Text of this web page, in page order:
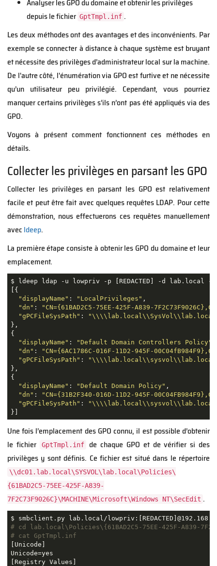
Analyser les GPO du domaine et obtenir les privilèges
depuis le fichier GptTmpl.inf .
Les deux méthodes ont des avantages et des inconvénients. Par
exemple se connecter à distance à chaque système est bruyant
et nécessite des privilèges d’administrateur local sur la machine.
De l'autre côté, l'énumération via GPO est furtive et ne nécessite
qu’un utilisateur peu privilégié. Cependant, vous pourriez
manquer certains privilèges s’ils n’ont pas été appliqués via des
GPO.
Voyons à présent comment fonctionnent ces méthodes en
détails.
Collecter les privilèges en parsant les GPO
Collecter les privilèges en parsant les GPO est relativement
facile et peut être fait avec quelques requêtes LDAP. Pour cette
démonstration, nous effectuerons ces requêtes manuellement
avec ldeep.
La première étape consiste à obtenir les GPO du domaine et leur
emplacement.
$ ldeep ldap -u lowpriv -p [ REDACTED ] -d lab.local -s
[{
"displayName" : "LocalPrivileges" ,
"dn" :
"CN={61BAD2C5-75EE-425F-A839-
"gPCFileSysPath" : "\\\\ lab.local \\ SysVol \\ lab.local
} ,
{
"displayName" : "Default Domain Controllers Policy"
"dn" :
"CN={6AC1786C-016F-11D2-945F-
"gPCFileSysPath" : "\\\\ lab.local \\ sysvol \\ lab.local
},
{
"displayName" : "Default Domain Policy" ,
"dn" :
"CN={31B2F340-016D-11D2-945F-
"gPCFileSysPath" : "\\\\ lab.local \\ sysvol \\ lab.local
}]
Une fois l’emplacement des GPO connu, il est possible d’obtenir
le fichier
GptTmpl.inf
de chaque GPO et de vérifier si des
privilèges y sont définis. Ce fichier est situé dans le répertoire
\\dc01.lab.local\SYSVOL\lab.local\Policies\
{61BAD2C5-75EE-425F-A839-
7F2C73F9026C}\MACHINE\Microsoft\Windows NT\SecEdit .
$ smbclient.py lab.local/lowpriv: [ REDACTED ]
# cd lab.local\Policies\{61BAD2C5-75EE-425F-A839-
# cat GptTmpl.inf
[Unicode]
Unicode=yes
[Registry Values]